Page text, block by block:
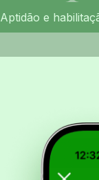
Aptidão e